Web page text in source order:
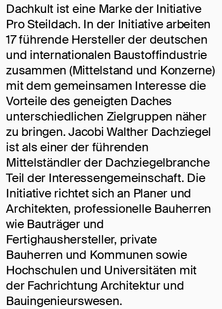
Dachkult ist eine Marke der Initiative
Pro Steildach. In der Initiative arbeiten
17 führende Hersteller der deutschen
und internationalen Baustoffindustrie
zusammen (Mittelstand und Konzerne)
mit dem gemeinsamen Interesse die
Vorteile des geneigten Daches
unterschiedlichen Zielgruppen näher
zu bringen. Jacobi Walther Dachziegel
ist als einer der führenden
Mittelständler der Dachziegelbranche
Teil der Interessengemeinschaft. Die
Initiative richtet sich an Planer und
Architekten, professionelle Bauherren
wie Bauträger und
Fertighaushersteller, private
Bauherren und Kommunen sowie
Hochschulen und Universitäten mit
der Fachrichtung Architektur und
Bauingenieurswesen.